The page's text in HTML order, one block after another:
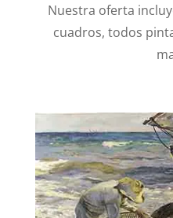
Nuestra oferta
cuadros, todos